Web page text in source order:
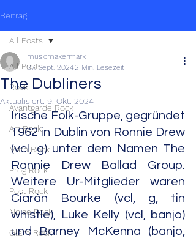
Beitrag
All Posts
Rock
Avantgarde Rock
Art Rock
Math Rock
Prog Rock
Post Rock
Noise Rock
Glam Rock
All Posts
The Dubliners
musicmakermark
27. Sept. 20242 Min. Lesezeit
Aktualisiert: 9. Okt. 2024
Irische Folk-Gruppe, gegründet
1962 in Dublin von Ronnie Drew
(vcl, g) unter dem Namen The
Ronnie Drew Ballad Group.
Weitere Ur-Mitglieder waren
Ciarán Bourke (vcl, g, tin
whistle), Luke Kelly (vcl, banjo)
und Barney McKenna (banjo,